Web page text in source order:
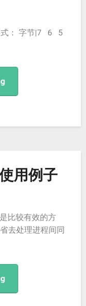
式： 字节|7 6 5
用例子
比较有效的方
去处理进程间同